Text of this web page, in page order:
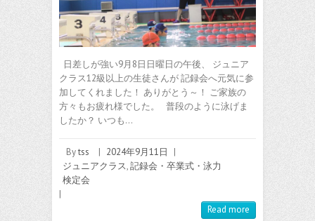
日差しが強い9月8日日曜日の午後、 ジュニア
クラス12級以上の生徒さんが 記録会へ元気に参
加してくれました！ ありがとう～！ ご家族の
方々もお疲れ様でした。 普段のように泳げま
したか？ いつも…
Bytss | 2024年9月11日
|
ジュニアクラス,記録会・卒業式・泳力
検定会
|
Read more